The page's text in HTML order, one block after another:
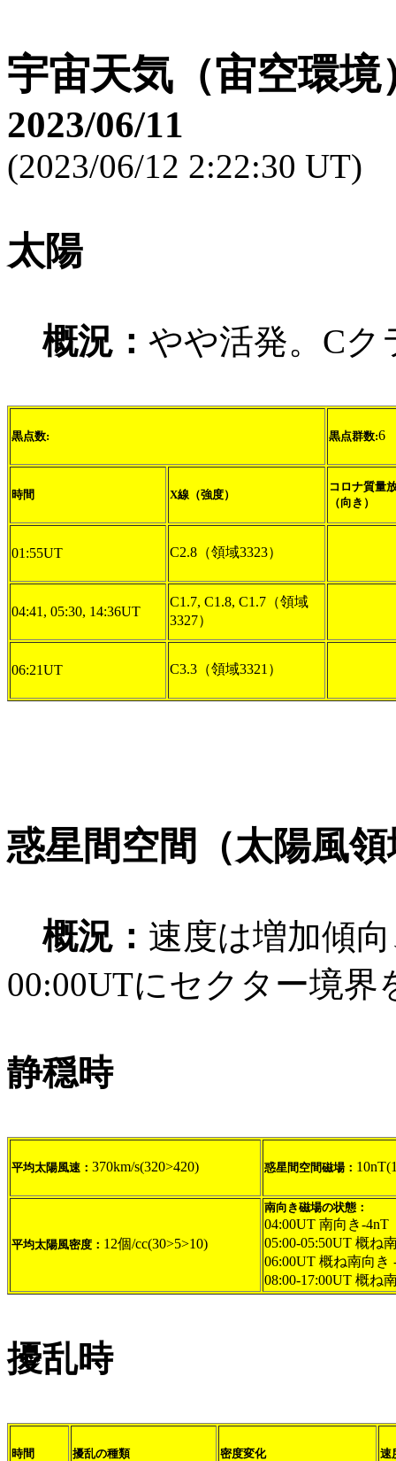
宇宙天気（宙空環境
2023/06/11
(2023/06/12 2:22:30 UT)
太陽
概況： やや活発。Cク
黒点数: 黒点群数:6
時間 X線（強度）
コロナ質量
（向き）
01:55UT C2.8（領域3323）
04:41, 05:30, 14:36UT
C1.7, C1.8, C1.7（領域
3327）
06:21UT C3.3（領域3321）
惑星間空間（太陽風
概況： 速度は増加傾
00:00UTにセクター境界
静穏時
平均太陽風速： 370km/s(320>420) 惑星間空間磁場：
平均太陽風密度： 12個/cc(30>5>10)
南向き磁場の状態：
04:00UT 南向き-4nT
05:00-05:50UT 概ね
06:00UT 概ね南向き
08:00-17:00UT 概ね
擾乱時
時間 擾乱の種類 密度変化 速